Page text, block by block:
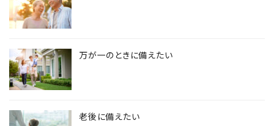
万が一のときに備えたい
老後に備えたい